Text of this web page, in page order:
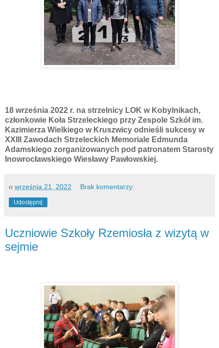
18 września 2022 r. na strzelnicy LOK w Kobylnikach,
członkowie Koła Strzeleckiego przy Zespole Szkół im.
Kazimierza Wielkiego w Kruszwicy odnieśli sukcesy w
XXIII Zawodach Strzeleckich Memoriale Edmunda
Adamskiego zorganizowanych pod patronatem Starosty
Inowrocławskiego Wiesławy Pawłowskiej.
o września 21, 2022 Brak komentarzy:
Udostępnij
Uczniowie Szkoły Rzemiosła z wizytą w
sejmie